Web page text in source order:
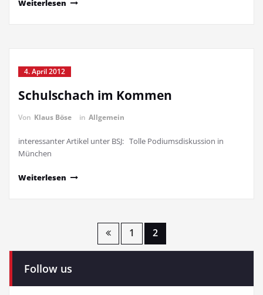
Weiterlesen
4. April 2012
Schulschach im Kommen
Von Klaus Böse in Allgemein
interessanter Artikel unter BSJ: Tolle Podiumsdiskussion in
München
Weiterlesen
Seitennummerierung
Beiträge
1 2
Follow us